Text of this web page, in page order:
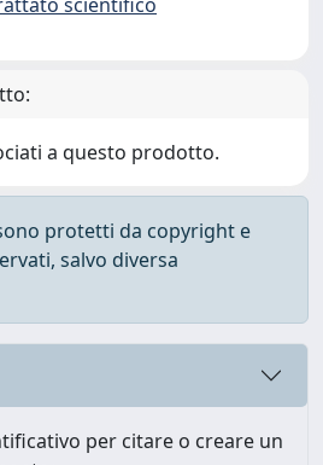
a questo prodotto.
protetti da copyright e
salvo diversa
per citare o creare un